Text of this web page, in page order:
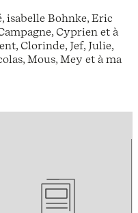
isabelle Bohnke, Eric
Cyprien et à
Clorinde, Jef, Julie,
Mous, Mey et à ma